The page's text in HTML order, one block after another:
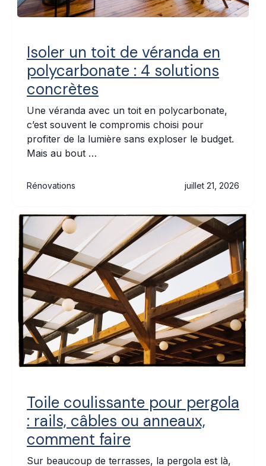
Isoler un toit de véranda en
polycarbonate : 4 solutions
concrètes
Une véranda avec un toit en polycarbonate,
c’est souvent le compromis choisi pour
profiter de la lumière sans exploser le budget.
Mais au bout …
Rénovations juillet 21, 2026
Toile coulissante pour pergola
: rails, câbles ou anneaux,
comment faire
Sur beaucoup de terrasses, la pergola est là,